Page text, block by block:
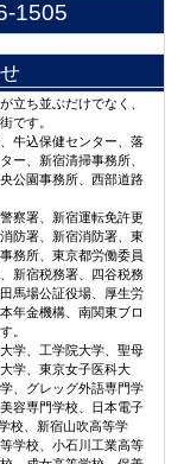
1505
立ち並ぶだけでなく、
です。
牛込保健センター、落
ー、新宿清掃事務所、
公園事務所、西部道路
察署、新宿運転免許更
防署、新宿消防署、東
務所、東京都労働委員
新宿税務署、四谷税務
馬場公証役場、厚生労
年金機構、南関東ブロ
。
学、工学院大学、聖母
学、東京女子医科大
、グレッグ外語専門学
容専門学校、日本電子
校、新宿山吹高等学
学校、小石川工業高等